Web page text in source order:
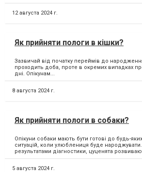
12 августа 2024 г.
Як прийняти пологи в кішки?
Зазвичай від початку переймів до
проходить доба, проте в окремих випадках
дні. Опікунам...
8 августа 2024 г.
Як прийняти пологи в собаки?
Опікуни собаки мають бути готові до будь-
ситуацій, коли улюблениця буде
результатами діагностики, цуценята
5 августа 2024 г.